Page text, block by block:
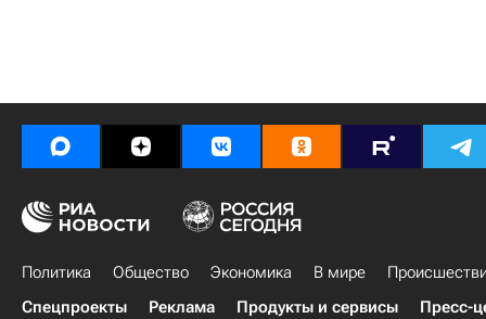
Политика Общество Экономика В мире
Спецпроекты
Реклама Продукты и сервисы Пресс-